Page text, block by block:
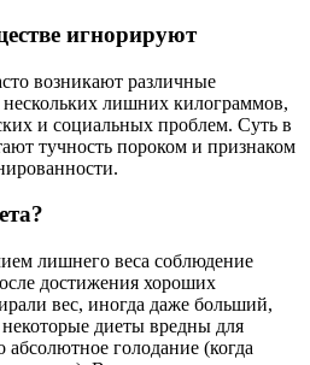
игнорируют
возникают различные
нескольких лишних килограммов,
и социальных проблем. Суть в
тучность пороком и признаком
лишнего веса соблюдение
достижения хороших
вес, иногда даже больший,
диеты вредны для
голодание (когда